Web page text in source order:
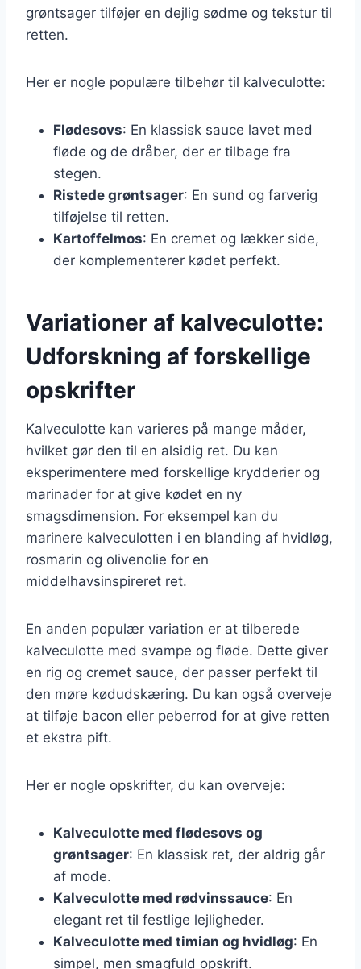
grøntsager tilføjer en dejlig sødme og tekstur til
retten.
Her er nogle populære tilbehør til kalveculotte:
Flødesovs: En klassisk sauce lavet med
fløde og de dråber, der er tilbage fra
stegen.
Ristede grøntsager: En sund og farverig
tilføjelse til retten.
Kartoffelmos: En cremet og lækker side,
der komplementerer kødet perfekt.
Variationer af kalveculotte:
Udforskning af forskellige
opskrifter
Kalveculotte kan varieres på mange måder,
hvilket gør den til en alsidig ret. Du kan
eksperimentere med forskellige krydderier og
marinader for at give kødet en ny
smagsdimension. For eksempel kan du
marinere kalveculotten i en blanding af hvidløg,
rosmarin og olivenolie for en
middelhavsinspireret ret.
En anden populær variation er at tilberede
kalveculotte med svampe og fløde. Dette giver
en rig og cremet sauce, der passer perfekt til
den møre kødudskæring. Du kan også overveje
at tilføje bacon eller peberrod for at give retten
et ekstra pift.
Her er nogle opskrifter, du kan overveje:
Kalveculotte med flødesovs og
grøntsager: En klassisk ret, der aldrig går
af mode.
Kalveculotte med rødvinssauce: En
elegant ret til festlige lejligheder.
Kalveculotte med timian og hvidløg: En
simpel, men smagfuld opskrift.